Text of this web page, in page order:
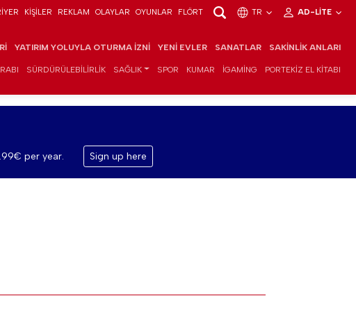
KIŞILER REKLAM OLAYLAR OYUNLAR FLÖRT TR AD-LITE
YATIRIM YOLUYLA OTURMA İZNI YENI EVLER SANATLAR SAKINLIK ANLARI
SÜRDÜRÜLEBILIRLIK SAĞLIK SPOR KUMAR IGAMING PORTEKIZ EL KITABI
per year. Sign up here